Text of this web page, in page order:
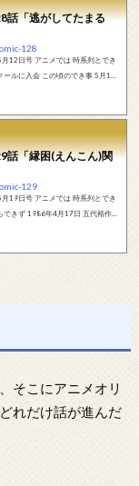
話「逃がしてたまる
128
サミット）開催。テロ問題でリビアを名指しで非難する。 5月8日 - 英チャ...
話「縁困(えんこん)関
129
そこにアニメオリ
れだけ話が進んだ